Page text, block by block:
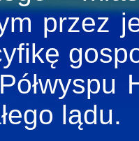
przez
lądu.